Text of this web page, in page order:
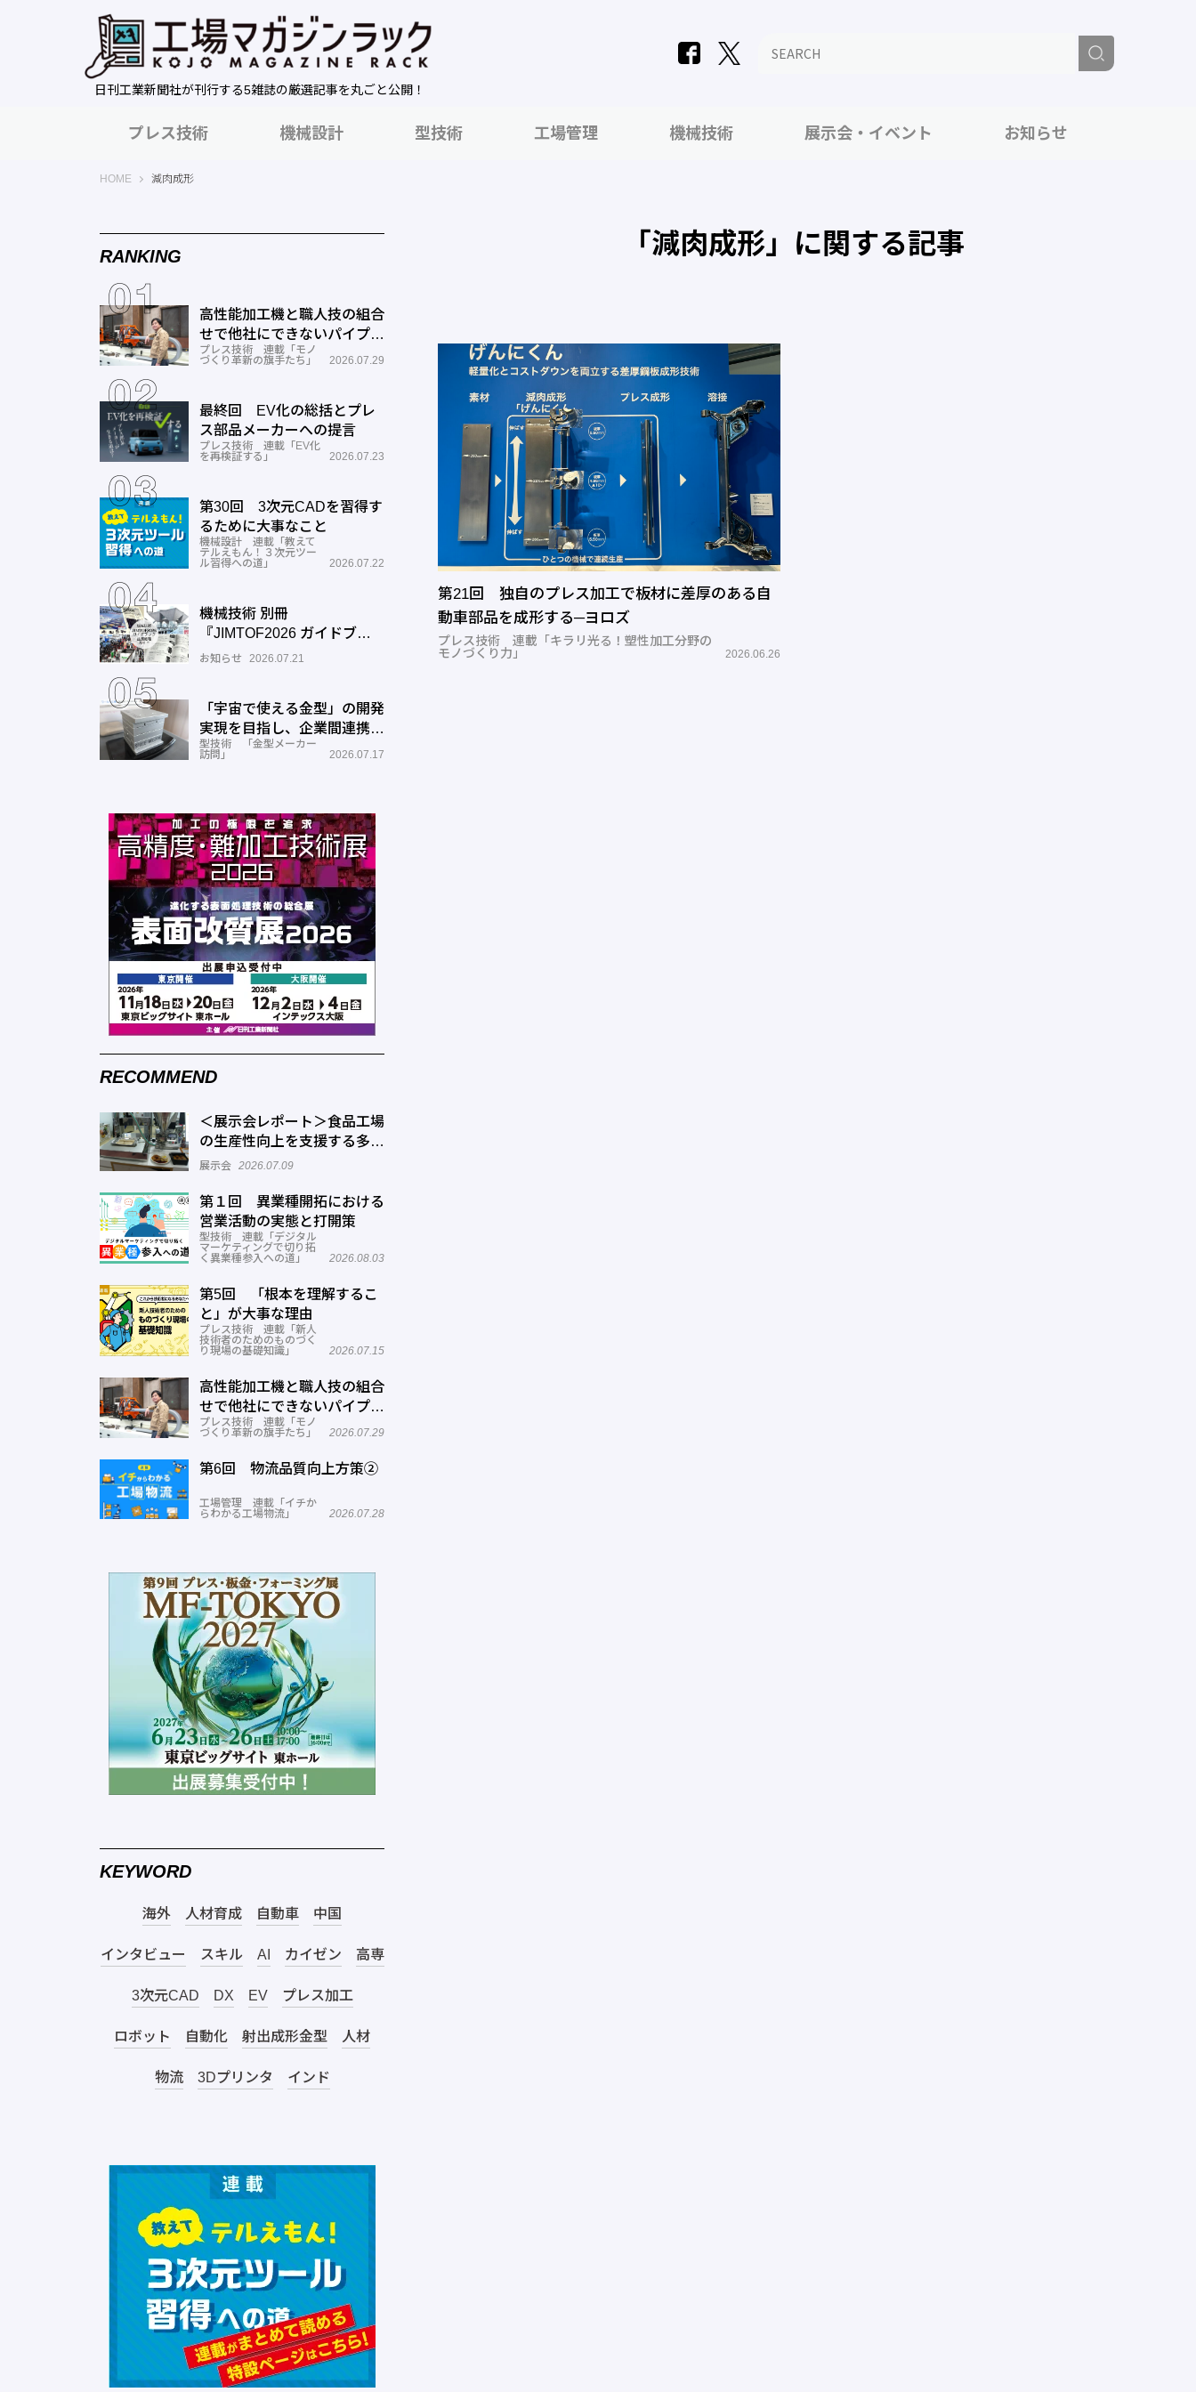
日刊工業新聞社が刊行する5雑誌の厳選記事を丸ごと公開！
プレス技術 機械設計 型技術 工場管理 機械技術 展示会・イベント お知らせ
HOME 工場マガジンラック｜日刊工業新聞社
減肉成形
「減肉成形」に関する記事
第21回 独自のプレス加工で板材に差厚のある自
動車部品を成形する─ヨロズ
プレス技術 連載「キラリ光る！塑性加工分野の
モノづくり力」
2026.06.26
RANKING
高性能加工機と職人技の組合
せで他社にできないパイプ曲
げを実現―ミナミ技研
プレス技術 連載「モノ
づくり革新の旗手たち」
2026.07.29
最終回 EV化の総括とプレ
ス部品メーカーへの提言
プレス技術 連載「EV化
を再検証する」
2026.07.23
第30回 3次元CADを習得す
るために大事なこと
機械設計 連載「教えて
テルえもん！３次元ツー
ル習得への道」
2026.07.22
機械技術 別冊
『JIMTOF2026 ガイドブッ
ク』出展機種ガイドご入力の
お知らせ 2026.07.21
「宇宙で使える金型」の開発
実現を目指し、企業間連携を
推進―ワールド工業
型技術 「金型メーカー
訪問」
2026.07.17
RECOMMEND
＜展示会レポート＞食品工場
の生産性向上を支援する多様
なソリューションが出展
催
展示会 2026.07.09
第１回 異業種開拓における
営業活動の実態と打開策
型技術 連載「デジタル
マーケティングで切り拓
く異業種参入への道」
2026.08.03
第5回 「根本を理解するこ
と」が大事な理由
プレス技術 連載「新人
技術者のためのものづく
り現場の基礎知識」
2026.07.15
高性能加工機と職人技の組合
せで他社にできないパイプ曲
げを実現―ミナミ技研
プレス技術 連載「モノ
づくり革新の旗手たち」
2026.07.29
第6回 物流品質向上方策②
工場管理 連載「イチか
らわかる工場物流」
2026.07.28
KEYWORD
海外 人材育成 自動車 中国
インタビュー スキル AI カイゼン 高専
3次元CAD DX EV プレス加工
ロボット 自動化 射出成形金型 人材
物流 3Dプリンタ インド